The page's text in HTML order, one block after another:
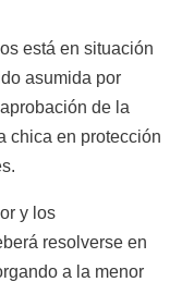
está en situación
asumida por
de la
chica en protección
y los
resolverse en
a la menor